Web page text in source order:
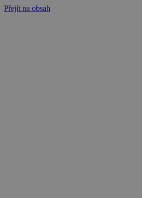
Přejít na obsah